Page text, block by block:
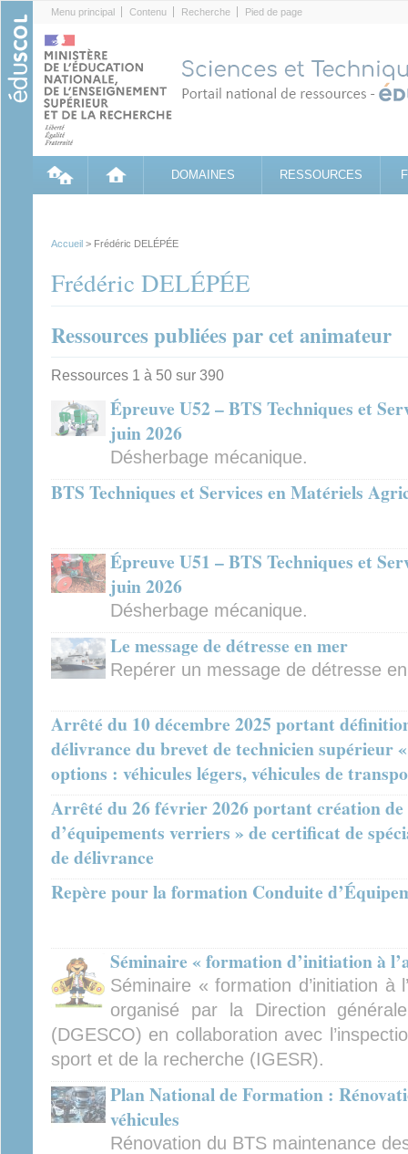
Menu principal Contenu Recherche Pied de page
DOMAINES RESSOURCES
Accueil > Frédéric DELÉPÉE
Frédéric DELÉPÉE
Ressources publiées par cet animateur
Ressources 1 à 50 sur 390
Épreuve U52 – BTS Techniques et
juin 2026
Désherbage mécanique.
BTS Techniques et Services en Matériels
Épreuve U51 – BTS Techniques et
juin 2026
Désherbage mécanique.
Le message de détresse en mer
Repérer un message de détresse
Arrêté du 10 décembre 2025 portant
délivrance du brevet de technicien supérieur
options : véhicules légers, véhicules de
Arrêté du 26 février 2026 portant création de
d’équipements verriers » de certificat de
de délivrance
Repère pour la formation Conduite
Séminaire « formation d’initiation à
Séminaire « formation d’initiation à
organisé par la Direction
(DGESCO) en collaboration avec
sport et de la recherche (IGESR).
Plan National de Formation :
véhicules
Rénovation du BTS maintenance